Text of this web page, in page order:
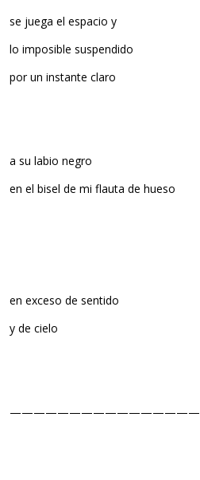
se juega el espacio y
lo imposible suspendido
por un instante claro
a su labio negro
en el bisel de mi flauta de hueso
en exceso de sentido
y de cielo
————————————————